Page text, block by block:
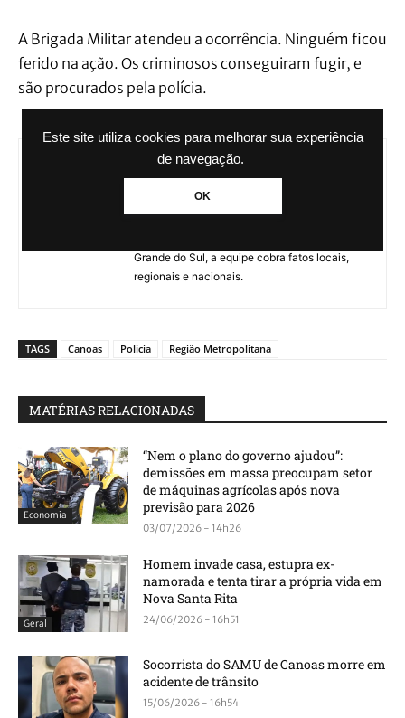
Este site utiliza cookies para melhorar sua experiência
de navegação.
OK
A Brigada Militar atendeu a ocorrência. Ninguém ficou
ferido na ação. Os criminosos conseguiram fugir, e
são procurados pela polícia.
A Agência GBC é um portal de notícias
Grande do Sul, a equipe cobra fatos locais,
regionais e nacionais.
TAGS Canoas Polícia Região Metropolitana
MATÉRIAS RELACIONADAS
Economia
“Nem o plano do governo ajudou”:
demissões em massa preocupam setor
de máquinas agrícolas após nova
previsão para 2026
03/07/2026 - 14h26
Geral
Homem invade casa, estupra ex-
namorada e tenta tirar a própria vida em
Nova Santa Rita
24/06/2026 - 16h51
Socorrista do SAMU de Canoas morre em
acidente de trânsito
15/06/2026 - 16h54